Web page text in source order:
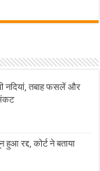
नदियां, तबाह फसलें और
हुआ रद्द, कोर्ट ने बताया